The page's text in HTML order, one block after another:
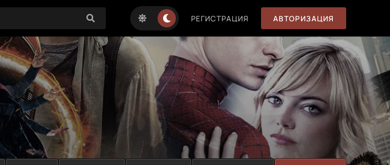
РЕГИСТРАЦИЯ АВТОРИЗАЦИЯ